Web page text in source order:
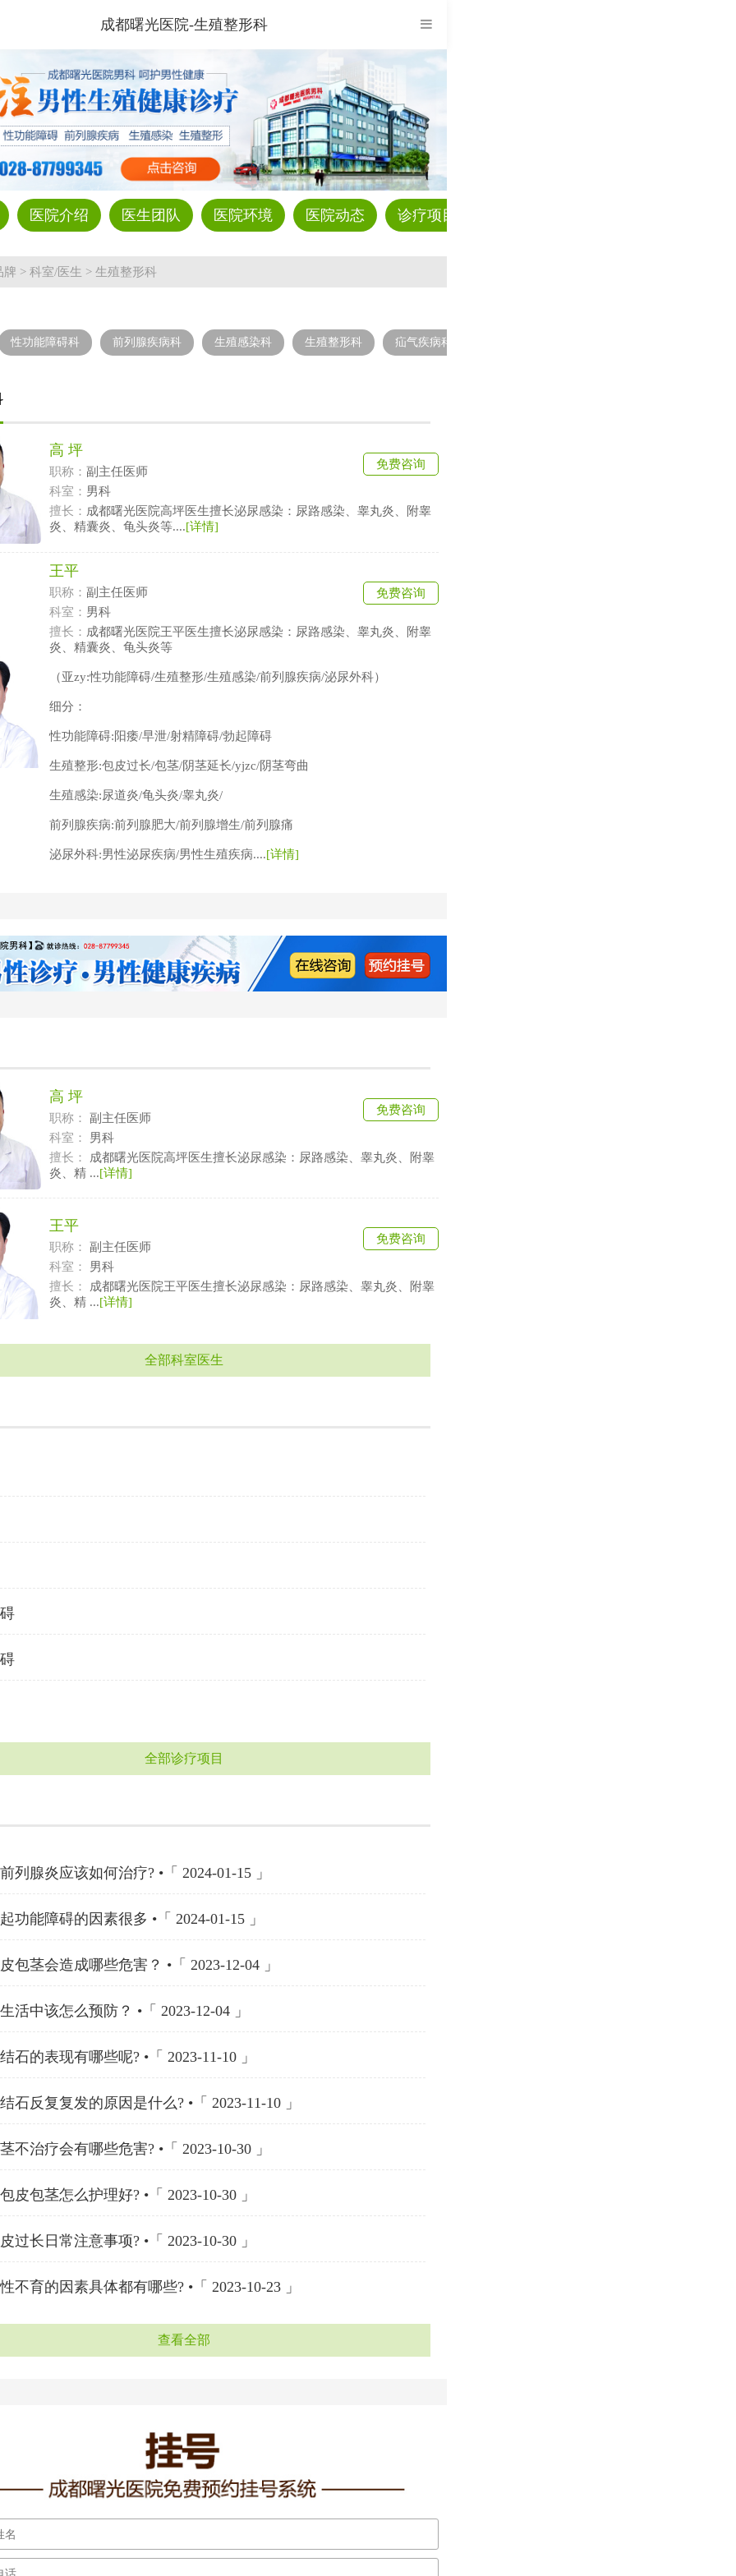
成都曙光医院-生殖整形科
医院介绍 医生团队 医院环境 医院动态 诊疗项目
牌 > 科室/医生 > 生殖整形科
性功能障碍科 前列腺疾病科 生殖感染科 生殖整形科 疝气疾病科
高 坪
职称：副主任医师
科室： 男科
擅长： 成都曙光医院高坪医生擅长泌尿感染：尿路感染、睾丸炎、附睾
炎、精囊炎、龟头炎等....[详情]
免费咨询
王平
职称：副主任医师
科室： 男科
擅长： 成都曙光医院王平医生擅长泌尿感染：尿路感染、睾丸炎、附睾
炎、精囊炎、龟头炎等
（亚zy:性功能障碍/生殖整形/生殖感染/前列腺疾病/泌尿外科）
细分：
性功能障碍:阳痿/早泄/射精障碍/勃起障碍
生殖整形:包皮过长/包茎/阴茎延长/yjzc/阴茎弯曲
生殖感染:尿道炎/龟头炎/睾丸炎/
前列腺疾病:前列腺肥大/前列腺增生/前列腺痛
泌尿外科:男性泌尿疾病/男性生殖疾病....[详情]
免费咨询
高 坪
职称：
副主任医师
科室：
男科
擅长：
成都曙光医院高坪医生擅长泌尿感染：尿路感染、睾丸炎、附睾
炎、精 ...[详情]
免费咨询
王平
职称：
副主任医师
科室：
男科
擅长：
成都曙光医院王平医生擅长泌尿感染：尿路感染、睾丸炎、附睾
炎、精 ...[详情]
免费咨询
全部科室医生
全部诊疗项目
列腺炎应该如何治疗? •「 2024-01-15 」
功能障碍的因素很多 •「 2024-01-15 」
包茎会造成哪些危害？ •「 2023-12-04 」
活中该怎么预防？ •「 2023-12-04 」
石的表现有哪些呢? •「 2023-11-10 」
石反复复发的原因是什么? •「 2023-11-10 」
不治疗会有哪些危害? •「 2023-10-30 」
皮包茎怎么护理好? •「 2023-10-30 」
过长日常注意事项? •「 2023-10-30 」
不育的因素具体都有哪些? •「 2023-10-23 」
查看全部